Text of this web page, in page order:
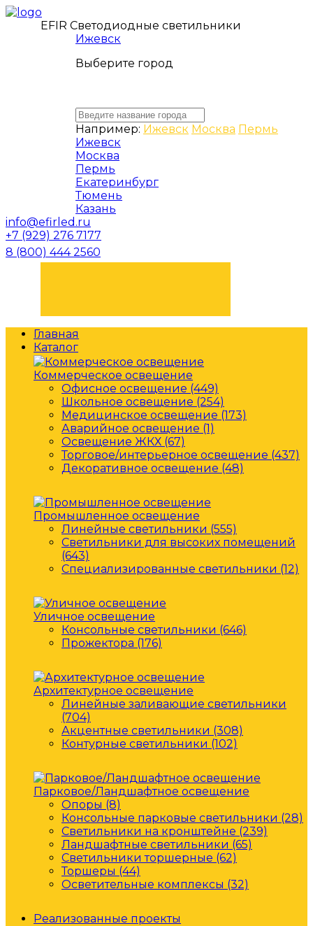
EFIR Светодиодные светильники
Ижевск
Выберите город
Например: Ижевск Москва Пермь
Ижевск
Москва
Пермь
Екатеринбург
Тюмень
Казань
info@efirled.ru
+7 (929) 276 7177
8 (800) 444 2560
Главная
Каталог
Коммерческое освещение
Офисное освещение (449)
Школьное освещение (254)
Медицинское освещение (173)
Аварийное освещение (1)
Освещение ЖКХ (67)
Торговое/интерьерное освещение (437)
Декоративное освещение (48)
Промышленное освещение
Линейные светильники (555)
Светильники для высоких помещений
(643)
Специализированные светильники (12)
Уличное освещение
Консольные светильники (646)
Прожектора (176)
Архитектурное освещение
Линейные заливающие светильники
(704)
Акцентные светильники (308)
Контурные светильники (102)
Парковое/Ландшафтное освещение
Опоры (8)
Консольные парковые светильники (28)
Светильники на кронштейне (239)
Ландшафтные светильники (65)
Светильники торшерные (62)
Торшеры (44)
Осветительные комплексы (32)
Реализованные проекты